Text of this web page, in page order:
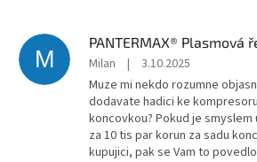
M Milan |
3.10.2025
Muze mi nekdo rozumne
dodavate hadici ke
koncovkou? Pokud je
za 10 tis par korun za sadu
kupujici, pak se Vam to